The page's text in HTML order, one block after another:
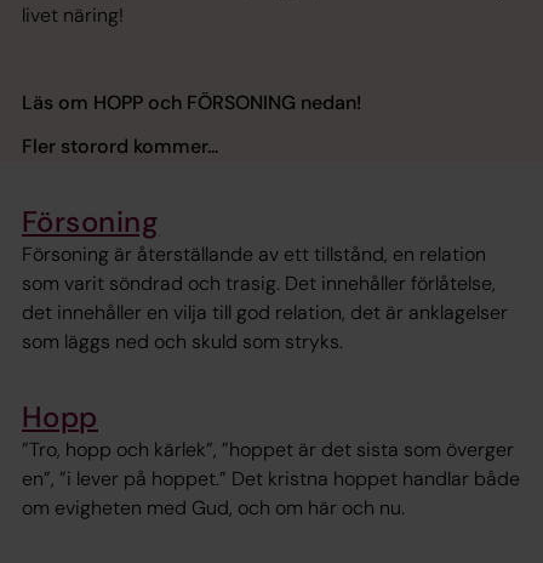
livet näring!
Läs om HOPP och FÖRSONING nedan!
Fler storord kommer...
Försoning
Försoning är återställande av ett tillstånd, en relation
som varit söndrad och trasig. Det innehåller förlåtelse,
det innehåller en vilja till god relation, det är anklagelser
som läggs ned och skuld som stryks.
Hopp
”Tro, hopp och kärlek”, ”hoppet är det sista som överger
en”, ”i lever på hoppet.” Det kristna hoppet handlar både
om evigheten med Gud, och om här och nu.